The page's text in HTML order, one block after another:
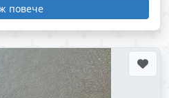
повече